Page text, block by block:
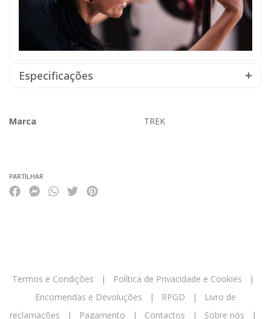
Especificações
Marca
TREK
PARTILHAR
Termos e Condições | Política de Privacidade e Cookies |
Encomendas e Devoluções | RPGD |
Livro de
reclamações | Pagamento | Contactos | Sobre nós |